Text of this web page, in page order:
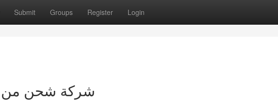
Submit Groups Register Login
شركة شحن من